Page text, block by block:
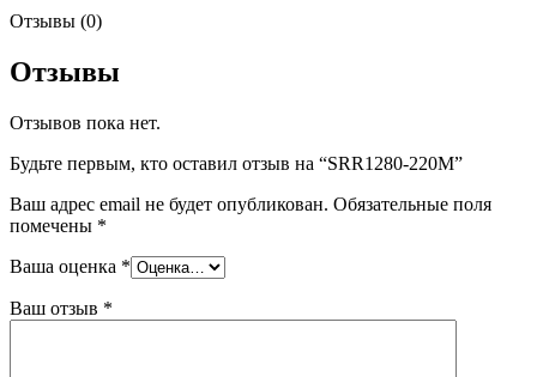
Отзывы (0)
Отзывы
Отзывов пока нет.
Будьте первым, кто оставил отзыв на “SRR1280-220M”
Ваш адрес email не будет опубликован. Обязательные поля
помечены *
Ваша оценка *
Ваш отзыв *